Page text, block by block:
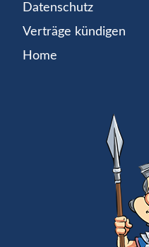
Datenschutz
Verträge kündigen
Home